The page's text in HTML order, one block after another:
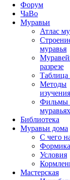
Форум
ЧаВо
Муравьи
Атлас
муравья
разрезе
Таблица
Методы
изучения
Фильмы
муравьях
Библиотека
Муравьи дома
С чего
Условия
Мастерская